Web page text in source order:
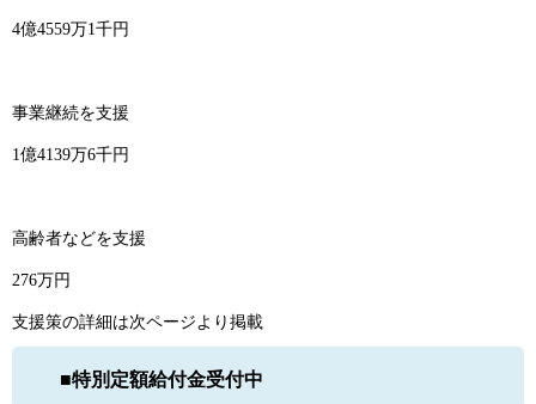
4億4559万1千円
事業継続を支援
1億4139万6千円
高齢者などを支援
276万円
支援策の詳細は次ページより掲載
■特別定額給付金受付中